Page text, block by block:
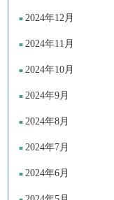
2024年12月
2024年11月
2024年10月
2024年9月
2024年8月
2024年7月
2024年6月